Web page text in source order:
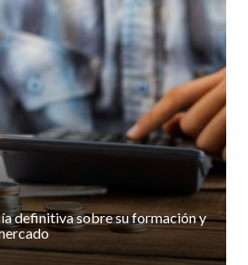
definitiva sobre su formación y